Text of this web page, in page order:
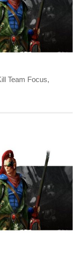
Team Focus,